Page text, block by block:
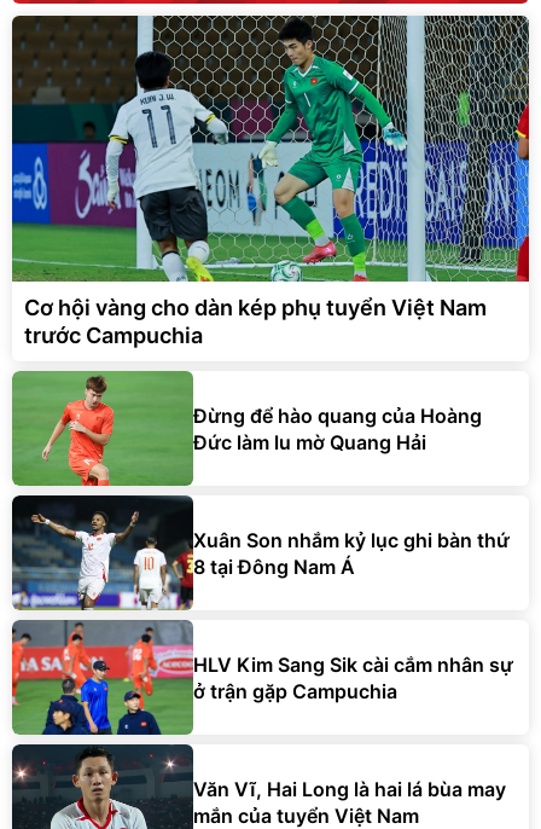
Cơ hội vàng cho dàn kép phụ tuyển Việt Nam
trước Campuchia
Đừng để hào quang của Hoàng
Đức làm lu mờ Quang Hải
Xuân Son nhắm kỷ lục ghi bàn thứ
8 tại Đông Nam Á
HLV Kim Sang Sik cài cắm nhân sự
ở trận gặp Campuchia
Văn Vĩ, Hai Long là hai lá bùa may
mắn của tuyển Việt Nam